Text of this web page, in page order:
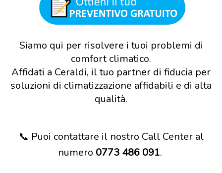
Siamo qui per risolvere i tuoi problemi di
comfort climatico.
Affidati a Ceraldi, il tuo partner di fiducia per
soluzioni di climatizzazione affidabili e di alta
qualità.
📞 Puoi contattare il nostro Call Center al
numero 0773 486 091.